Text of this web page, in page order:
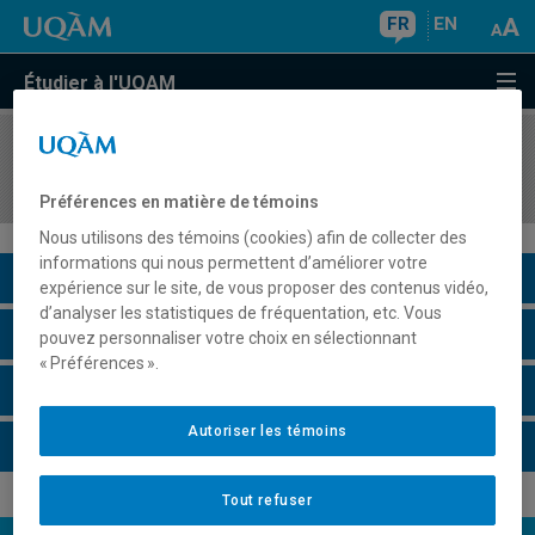
FR EN
Étudier à l'UQAM
COURS//
Description du cours
Horaire - Été 2026
Préférences en matière de témoins
Nous utilisons des témoins (cookies) afin de collecter des
informations qui nous permettent d’améliorer votre
expérience sur le site, de vous proposer des contenus vidéo,
d’analyser les statistiques de fréquentation, etc. Vous
pouvez personnaliser votre choix en sélectionnant
« Préférences ».
Tout refuser
Autoriser les témoins